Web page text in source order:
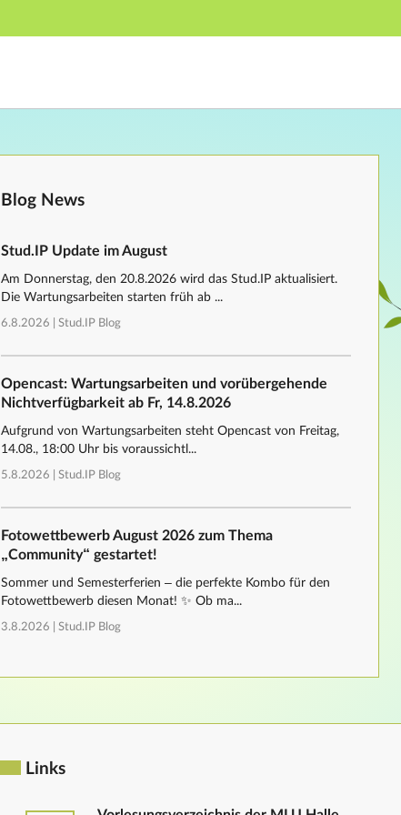
Hauptnavigation
Blog News
Stud.IP Update im August
Am Donnerstag, den 20.8.2026 wird das Stud.IP aktualisiert.
Die Wartungsarbeiten starten früh ab ...
6.8.2026 | Stud.IP Blog
Opencast: Wartungsarbeiten und vorübergehende
Nichtverfügbarkeit ab Fr, 14.8.2026
Aufgrund von Wartungsarbeiten steht Opencast von Freitag,
14.08., 18:00 Uhr bis voraussichtl...
5.8.2026 | Stud.IP Blog
Fotowettbewerb August 2026 zum Thema
„Community“ gestartet!
Sommer und Semesterferien – die perfekte Kombo für den
Fotowettbewerb diesen Monat! ✨ Ob ma...
3.8.2026 | Stud.IP Blog
Links